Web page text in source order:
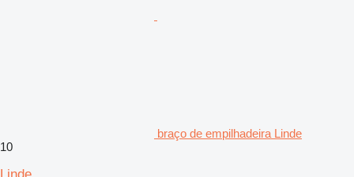
braço de empilhadeira Linde
10
Linde